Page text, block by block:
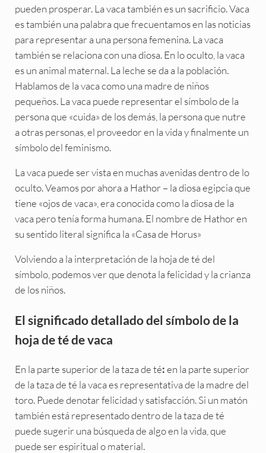
pueden prosperar. La vaca también es un sacrificio. Vaca
es también una palabra que frecuentamos en las noticias
para representar a una persona femenina. La vaca
también se relaciona con una diosa. En lo oculto, la vaca
es un animal maternal. La leche se da a la población.
Hablamos de la vaca como una madre de niños
pequeños. La vaca puede representar el símbolo de la
persona que «cuida» de los demás, la persona que nutre
a otras personas, el proveedor en la vida y finalmente un
símbolo del feminismo.
La vaca puede ser vista en muchas avenidas dentro de lo
oculto. Veamos por ahora a Hathor – la diosa egipcia que
tiene «ojos de vaca», era conocida como la diosa de la
vaca pero tenía forma humana. El nombre de Hathor en
su sentido literal significa la «Casa de Horus»
Volviendo a la interpretación de la hoja de té del
símbolo, podemos ver que denota la felicidad y la crianza
de los niños.
El significado detallado del símbolo de la
hoja de té de vaca
En la parte superior de la taza de té: en la parte superior
de la taza de té la vaca es representativa de la madre del
toro. Puede denotar felicidad y satisfacción. Si un matón
también está representado dentro de la taza de té
puede sugerir una búsqueda de algo en la vida, que
puede ser espiritual o material.